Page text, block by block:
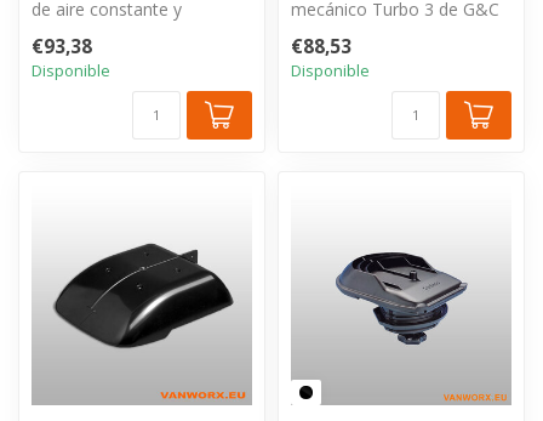
de aire constante y
el ...
€93,38
Disponible
mecánico Turbo 3 de G&C
compacta y ef...
€88,53
Disponible